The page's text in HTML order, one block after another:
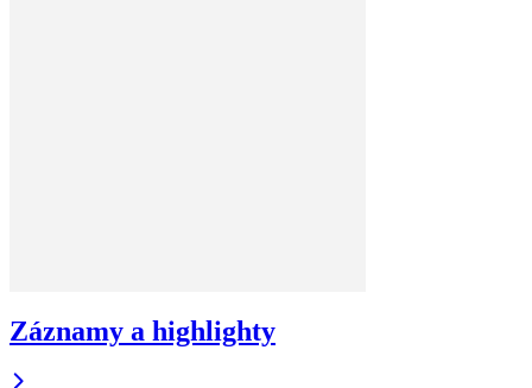
Záznamy a highlighty